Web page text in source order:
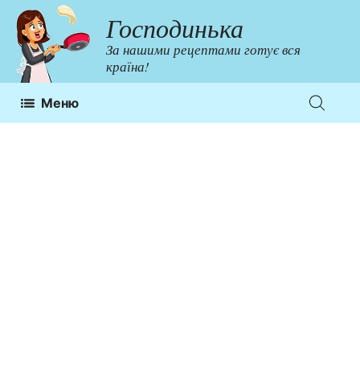
Перейти
до
контенту
Господинька
За нашими рецептами готує вся
країна!
Меню